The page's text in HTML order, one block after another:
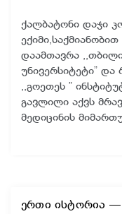
ქალბატონი დაჯი
დაამთავრა
უნივერსიტეტი”
,,გოეთეს ”
გავლილი აქვს
მედიცინის
ერთი ისტორია —